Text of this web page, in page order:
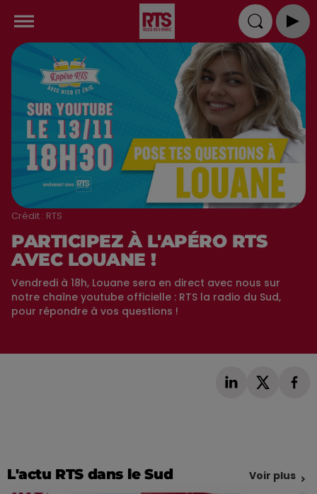
Crédit : RTS
PARTICIPEZ À L'APÉRO RTS
AVEC LOUANE !
Vendredi à 18h, Louane sera en direct avec nous sur
notre chaîne youtube officielle : RTS la radio du Sud,
pour répondre à vos questions !
L'actu RTS dans le Sud Voir plus